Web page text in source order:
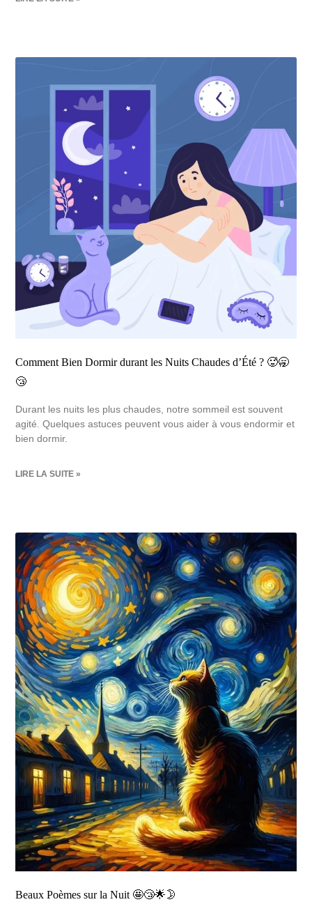
Comment Bien Dormir durant les Nuits Chaudes d’Été ? 🥵🥱
😴
Durant les nuits les plus chaudes, notre sommeil est souvent
agité. Quelques astuces peuvent vous aider à vous endormir et
bien dormir.
LIRE LA SUITE »
Beaux Poèmes sur la Nuit 🤩😴🌟🌛